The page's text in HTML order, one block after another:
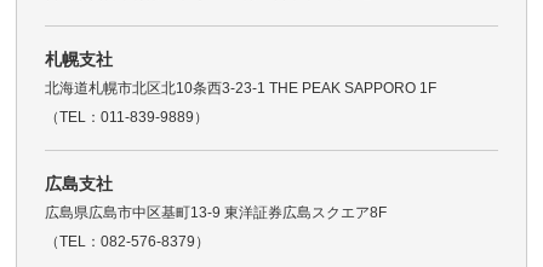
札幌支社
北海道札幌市北区北10条西3-23-1 THE PEAK SAPPORO 1F
（TEL：011-839-9889）
広島支社
広島県広島市中区基町13-9 東洋証券広島スクエア8F
（TEL：082-576-8379）